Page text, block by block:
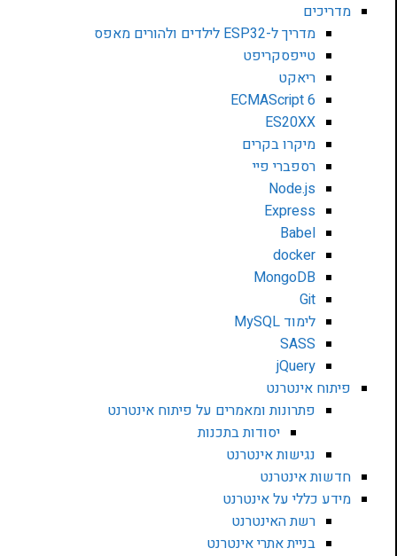
מדריכים
מדריך ל-ESP32 לילדים ולהורים מאפס
טייפסקריפט
ריאקט
ECMAScript 6
ES20XX
מיקרו בקרים
רספברי פיי
Node.js
Express
Babel
docker
MongoDB
Git
לימוד MySQL
SASS
jQuery
פיתוח אינטרנט
פתרונות ומאמרים על פיתוח אינטרנט
יסודות בתכנות
נגישות אינטרנט
חדשות אינטרנט
מידע כללי על אינטרנט
רשת האינטרנט
בניית אתרי אינטרנט